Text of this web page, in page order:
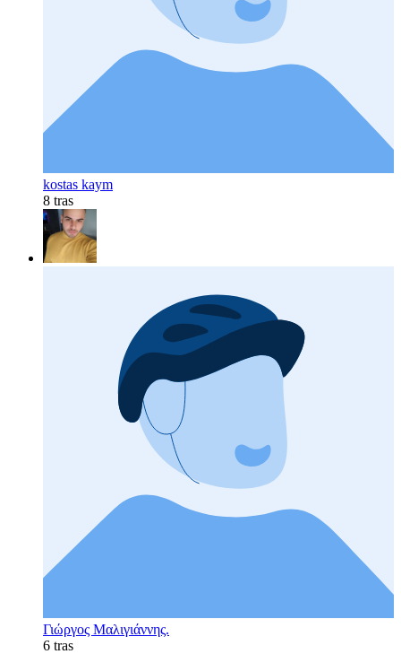
kostas kaym
8 tras
Γιώργος Μαλιγιάννης.
6 tras